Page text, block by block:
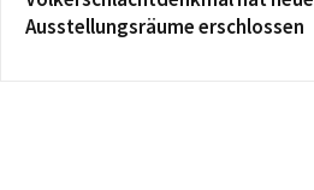
Ausstellungsräume erschlossen